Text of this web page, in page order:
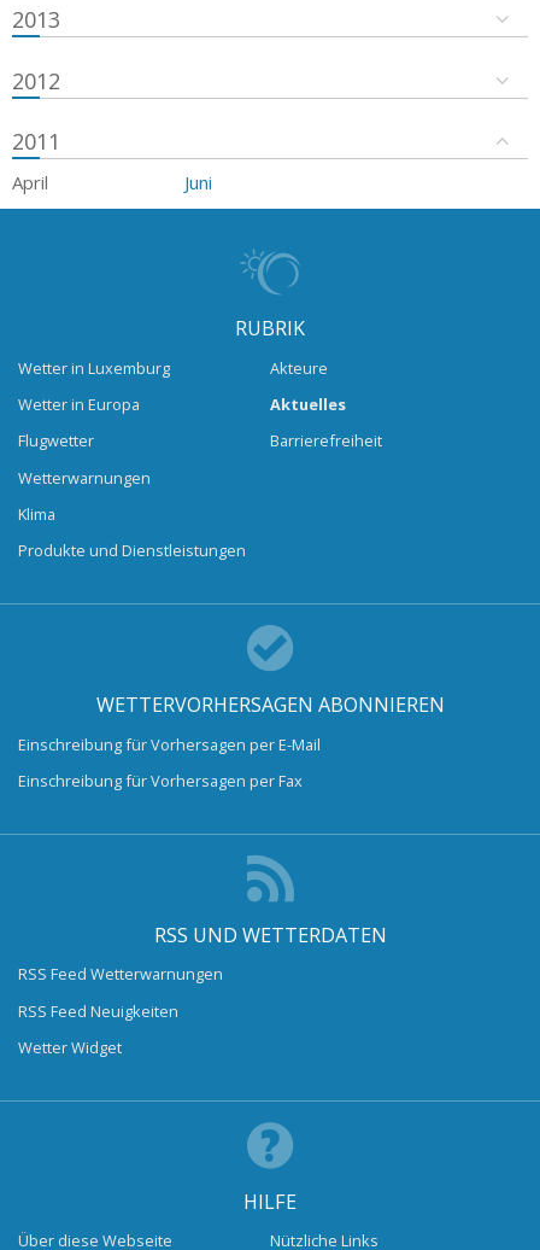
2013
2012
2011
April Juni
RUBRIK
Wetter in Luxemburg
Wetter in Europa
Flugwetter
Wetterwarnungen
Klima
Produkte und Dienstleistungen
Akteure
Aktuelles
Barrierefreiheit
WETTERVORHERSAGEN ABONNIEREN
Einschreibung für Vorhersagen per E-Mail
Einschreibung für Vorhersagen per Fax
RSS UND WETTERDATEN
RSS Feed Wetterwarnungen
RSS Feed Neuigkeiten
Wetter Widget
HILFE
Über diese Webseite Nützliche Links